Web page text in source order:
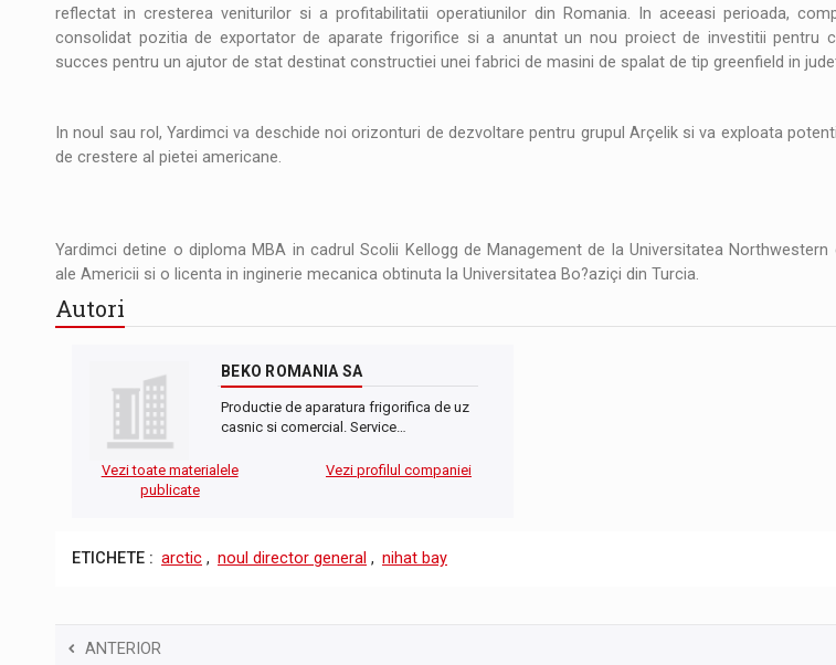
ARTICOLE Proteinmaxxing and the Future of Protein Demand
reflectat in cresterea veniturilor si a profitabilitatii operatiunilor din Romania. In aceeasi perioada,
consolidat pozitia de exportator de aparate frigorifice si a anuntat un nou proiect de investitii pentru
succes pentru un ajutor de stat destinat constructiei unei fabrici de masini de spalat de tip greenfield in
In noul sau rol, Yardimci va deschide noi orizonturi de dezvoltare pentru grupul Arçelik si va exploata
de crestere al pietei americane.
Yardimci detine o diploma MBA in cadrul Scolii Kellogg de Management de la Universitatea Northwestern
ale Americii si o licenta in inginerie mecanica obtinuta la Universitatea Bo?aziçi din Turcia.
Autori
BEKO ROMANIA SA
Productie de aparatura frigorifica de uz
casnic si comercial. Service…
Vezi toate materialele
publicate
Vezi profilul companiei
ETICHETE : arctic , noul director general , nihat bay
ANTERIOR